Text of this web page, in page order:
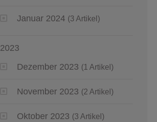
Januar 2024 (3 Artikel)
2023
Dezember 2023 (1 Artikel)
November 2023 (2 Artikel)
Oktober 2023 (3 Artikel)